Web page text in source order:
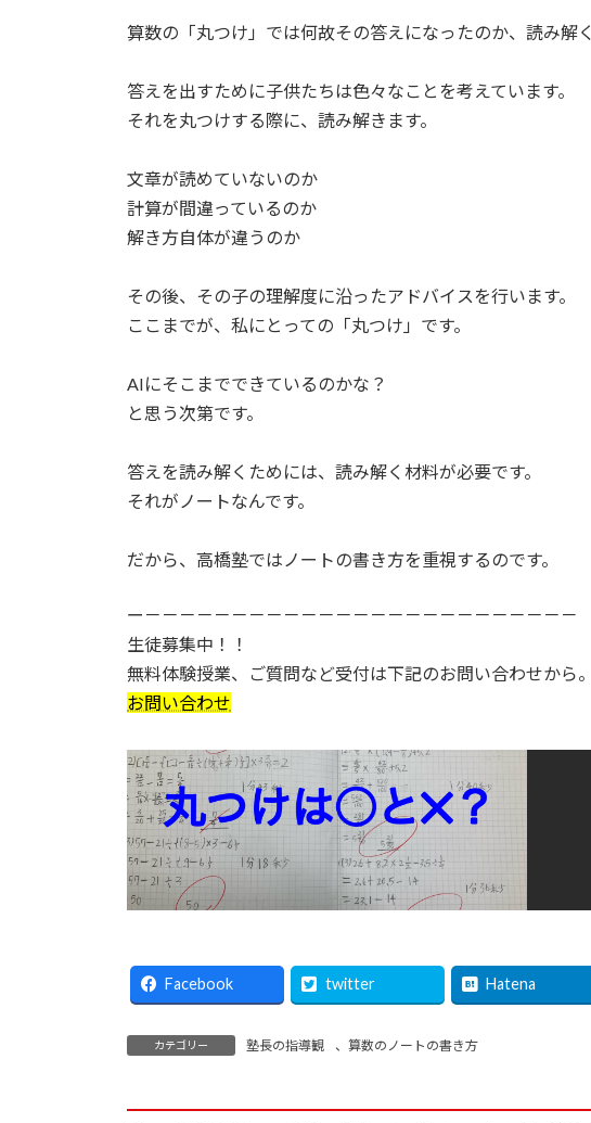
算数の「丸つけ」では何故その答えになったのか、読み解
答えを出すために子供たちは色々なことを考えています。
それを丸つけする際に、読み解きます。
文章が読めていないのか
計算が間違っているのか
解き方自体が違うのか
その後、その子の理解度に沿ったアドバイスを行います。
ここまでが、私にとっての「丸つけ」です。
AIにそこまでできているのかな？
と思う次第です。
答えを読み解くためには、読み解く材料が必要です。
それがノートなんです。
だから、高橋塾ではノートの書き方を重視するのです。
ー－－－－－－－－－－－－－－－－－－－－－－－－－
生徒募集中！！
無料体験授業、ご質問など受付は下記のお問い合わせから。
お問い合わせ
Facebook twitter Hatena
カテゴリー 塾長の指導観 、 算数のノートの書き方